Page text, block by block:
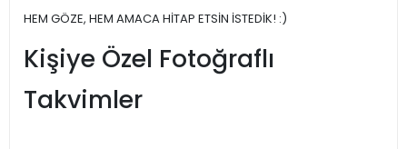
HEM GÖZE, HEM AMACA HİTAP ETSİN İSTEDİK! :)
Kişiye Özel Fotoğraflı
Takvimler